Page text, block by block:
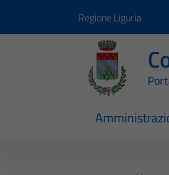
Regione Liguria